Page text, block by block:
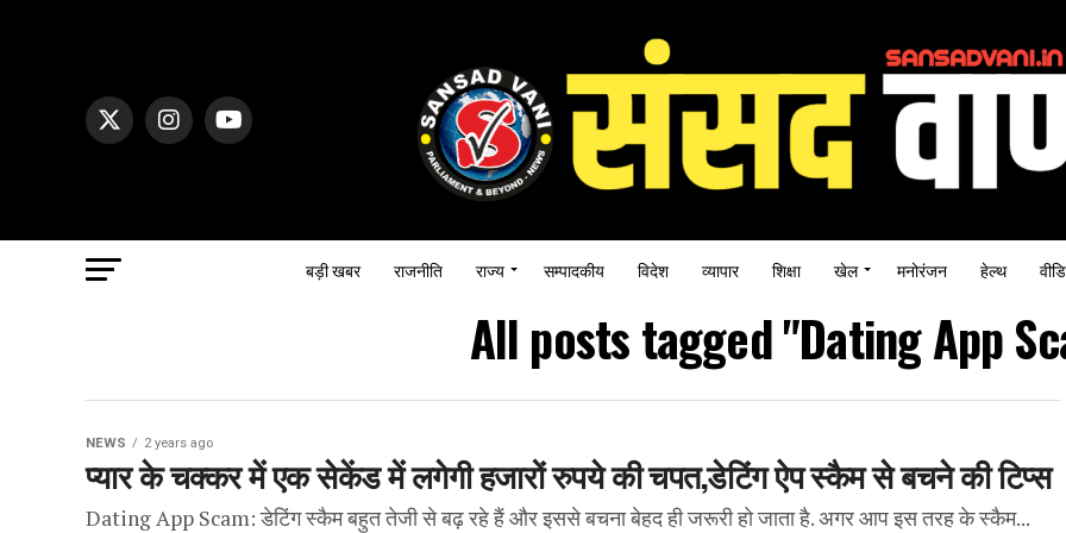
बड़ी खबर राजनीति राज्य सम्पादकीय विदेश व्यापार शिक्षा खेल मनोरंजन हेल्थ
All posts tagged "Dating App
NEWS 2 years ago
प्यार के चक्कर में एक सेकेंड में लगेगी हजारों रुपये की चपत,डेटिंग ऐप स्कैम से बचने की टिप्स
Dating App Scam: डेटिंग स्कैम बहुत तेजी से बढ़ रहे हैं और इससे बचना बेहद ही जरूरी हो जाता है. अगर आप इस तरह के स्कैम...